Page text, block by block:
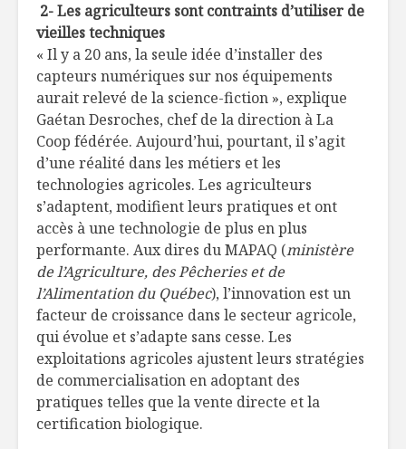
2- Les agriculteurs sont contraints d’utiliser de
vieilles techniques
« Il y a 20 ans, la seule idée d’installer des
capteurs numériques sur nos équipements
aurait relevé de la science-fiction », explique
Gaétan Desroches, chef de la direction à La
Coop fédérée. Aujourd’hui, pourtant, il s’agit
d’une réalité dans les métiers et les
technologies agricoles. Les agriculteurs
s’adaptent, modifient leurs pratiques et ont
accès à une technologie de plus en plus
performante. Aux dires du MAPAQ (ministère
de l’Agriculture, des Pêcheries et de
l’Alimentation du Québec), l’innovation est un
facteur de croissance dans le secteur agricole,
qui évolue et s’adapte sans cesse. Les
exploitations agricoles ajustent leurs stratégies
de commercialisation en adoptant des
pratiques telles que la vente directe et la
certification biologique.